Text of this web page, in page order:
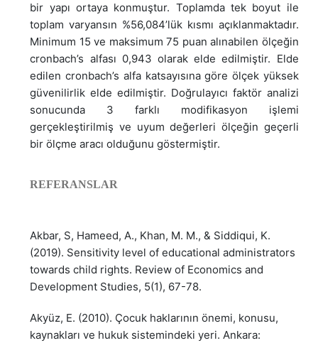
bir yapı ortaya konmuştur. Toplamda tek boyut ile
toplam varyansın %56,084’lük kısmı açıklanmaktadır.
Minimum 15 ve maksimum 75 puan alınabilen ölçeğin
cronbach’s alfası 0,943 olarak elde edilmiştir. Elde
edilen cronbach’s alfa katsayısına göre ölçek yüksek
güvenilirlik elde edilmiştir. Doğrulayıcı faktör analizi
sonucunda 3 farklı modifikasyon işlemi
gerçekleştirilmiş ve uyum değerleri ölçeğin geçerli
bir ölçme aracı olduğunu göstermiştir.
REFERANSLAR
Akbar, S, Hameed, A., Khan, M. M., & Siddiqui, K.
(2019). Sensitivity level of educational administrators
towards child rights. Review of Economics and
Development Studies, 5(1), 67-78.
Akyüz, E. (2010). Çocuk haklarının önemi, konusu,
kaynakları ve hukuk sistemindeki yeri. Ankara: